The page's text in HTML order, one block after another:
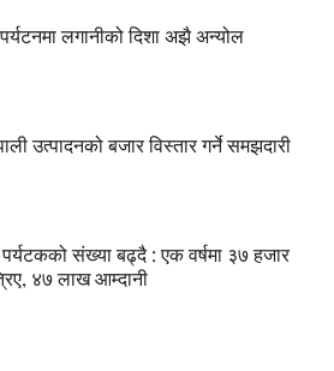
लगानीको दिशा अझै अन्योल
उत्पादनको बजार विस्तार गर्ने समझदारी
पर्यटकको संख्या बढ्दै : एक वर्षमा ३७ हजार
४७ लाख आम्दानी